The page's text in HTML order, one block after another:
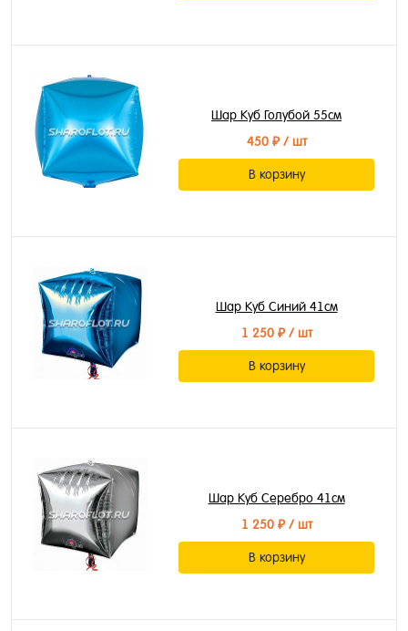
Шар Куб Голубой 55см
450 ₽/ шт
В корзину
Шар Куб Синий 41см
1 250 ₽/ шт
В корзину
Шар Куб Серебро 41см
1 250 ₽/ шт
В корзину